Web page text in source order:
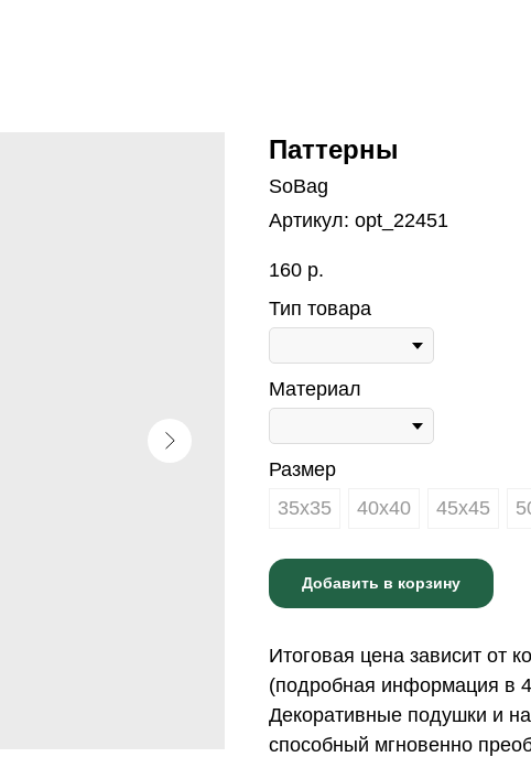
Паттерны
SoBag
Артикул: opt_22451
160 р.
Тип товара
Материал
Размер
35х35
40х40 45х45
Добавить в корзину
Итоговая цена зависит от
(подробная информация в
Декоративные подушки и
способный мгновенно